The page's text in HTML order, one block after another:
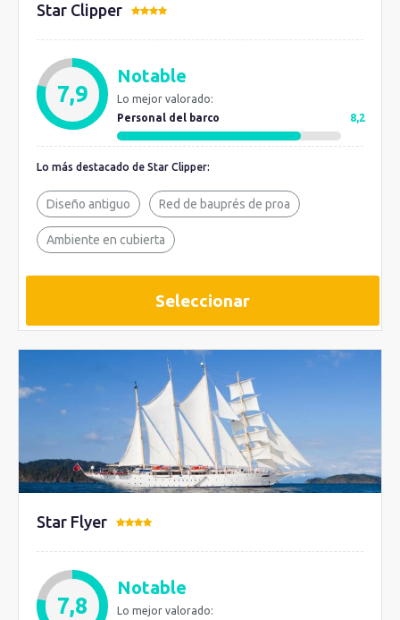
Star Clipper
7,9
Notable
Lo mejor valorado:
Personal del barco
8,2
Lo más destacado de Star Clipper:
Diseño antiguo Red de bauprés de proa
Ambiente en cubierta
Seleccionar
Star Flyer
7,8
Notable
Lo mejor valorado: